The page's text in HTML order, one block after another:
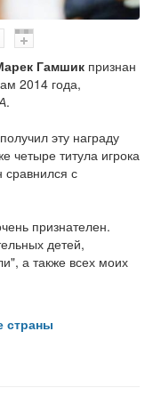
Гамшик признан
2014 года,
.
эту награду
четыре титула игрока
сравнился с
признателен.
детей,
а также всех моих
страны